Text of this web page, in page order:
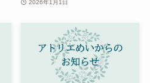
2026年1月1日